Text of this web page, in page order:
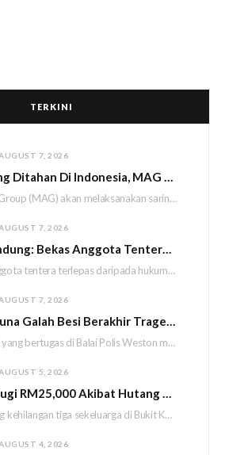
TERKINI
7, 2026
Kes Juruterbang Ditahan Di Indonesia, MAG Wajibkan Saringan Dadah 1,260 Juruterbang Malaysia Airlines
Malaysia Aviation Group (MAG) akan melaksanakan saringan dadah mandatori terhadap semua juruterbang Malaysia Airlines sebagai…
7, 2026
Anggota Tentera Terlepas Hukuman M
Seorang bekas anggota tentera terlepas daripada hukuman gantung selepas Mahkamah Persekutuan memutuskan untuk menggantikan hukuman…
7, 2026
Jolok Kelapa Guna Galah Besi Berakhir Tragedi, Tiga Polis Maut Terkena Renjatan Elektrik
Tiga anggota polis yang bertugas di Balai Polis Weston maut selepas dipercayai terkena renjatan elektrik…
5, 2026
Lelaki Dakwa Rugi RM25,000 Akibat Hutang Kutu, Polis Siasat Kaitan Dengan Kehilangan Tiga Beranak
Siasatan berhubung kehilangan tiga sekeluarga di Bukit Kayu Hitam kini memasuki perkembangan baharu apabila polis…
4, 2026